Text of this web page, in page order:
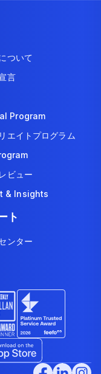
ついて
言
Program
エイトプログラム
ビュー
& Insights
ト
ンター